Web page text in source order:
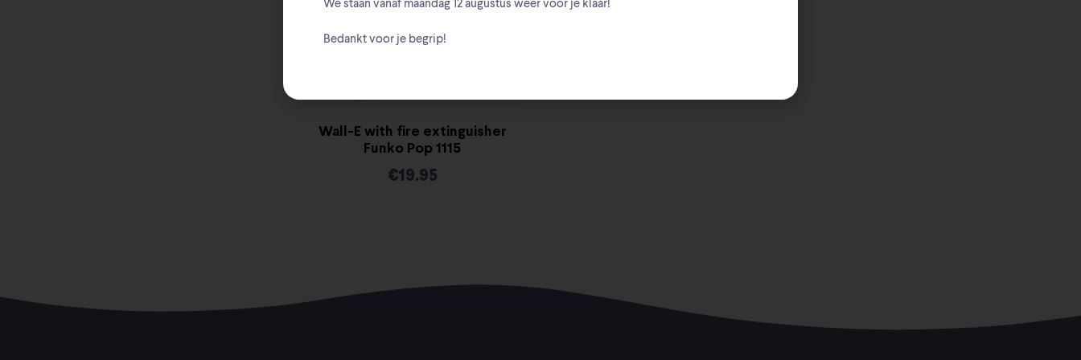
Wall-E with fire extinguisher
Funko Pop 1115
€19.95
Bedankt voor je begrip!